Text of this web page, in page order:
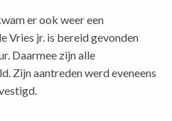
er ook weer een
Vries jr. is bereid gevonden
Daarmee zijn alle
Zijn aantreden werd eveneens